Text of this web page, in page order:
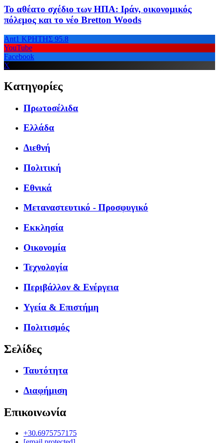
Το αθέατο σχέδιο των ΗΠΑ: Ιράν, οικονομικός
πόλεμος και το νέο Bretton Woods
Ant1 ΚΡΗΤΗΣ 95.8
YouTube
Facebook
X
Κατηγορίες
Πρωτοσέλιδα
Ελλάδα
Διεθνή
Πολιτική
Εθνικά
Μεταναστευτικό - Προσφυγικό
Εκκλησία
Οικονομία
Τεχνολογία
Περιβάλλον & Ενέργεια
Υγεία & Επιστήμη
Πολιτισμός
Σελίδες
Ταυτότητα
Διαφήμιση
Επικοινωνία
+30.6975757175